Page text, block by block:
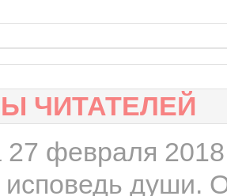
ЧИТАТЕЛЕЙ
27 февраля
исповедь души.